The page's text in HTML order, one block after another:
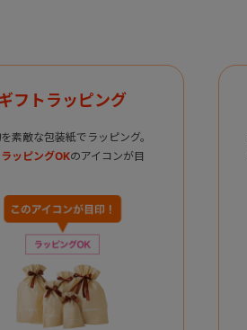
フトラッピング
素敵な包装紙でラッピング。
ッピングOKのアイコンが目